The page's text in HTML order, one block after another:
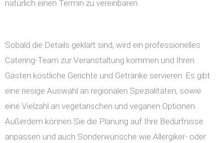
natürlich einen Termin zu vereinbaren.
Sobald die Details geklärt sind, wird ein professionelles
Catering-Team zur Veranstaltung kommen und Ihren
Gästen köstliche Gerichte und Getränke servieren. Es gibt
eine riesige Auswahl an regionalen Spezialitäten, sowie
eine Vielzahl an vegetarischen und veganen Optionen.
Außerdem können Sie die Planung auf Ihre Bedürfnisse
anpassen und auch Sonderwünsche wie Allergiker- oder